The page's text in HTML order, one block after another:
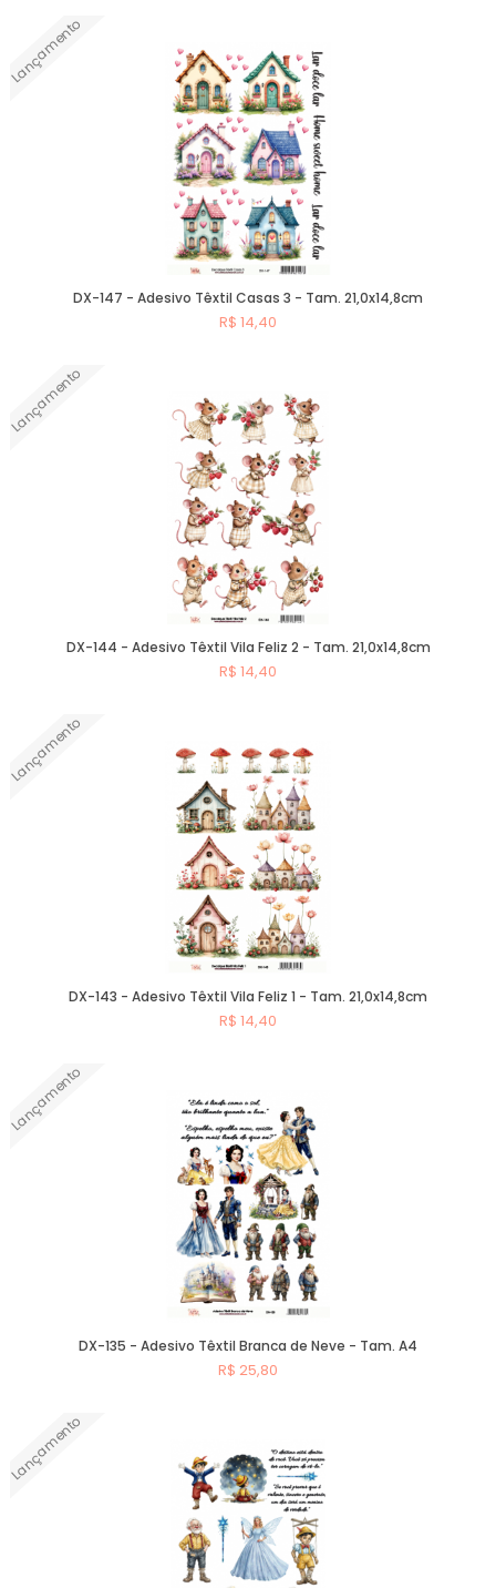
Lançamento
DX-147 - Adesivo Têxtil Casas 3 - Tam. 21,0x14,8cm
R$ 14,40
Lançamento
DX-144 - Adesivo Têxtil Vila Feliz 2 - Tam. 21,0x14,8cm
R$ 14,40
Lançamento
DX-143 - Adesivo Têxtil Vila Feliz 1 - Tam. 21,0x14,8cm
R$ 14,40
Lançamento
DX-135 - Adesivo Têxtil Branca de Neve - Tam. A4
R$ 25,80
Lançamento